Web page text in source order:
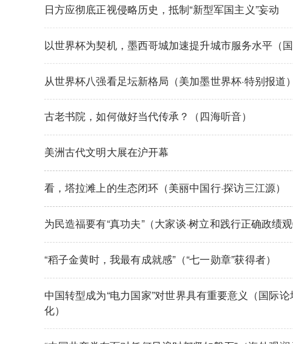
日方应彻底正视侵略历史，抵制“新型军国主义”妄动
以世界杯为契机，墨西哥城加速提升城市服务水平（国
从世界杯八强看足坛新格局（美加墨世界杯·特别报道）
古老书院，如何做好当代传承？（四海听音）
美洲古代文明大展在沪开幕
看，塔拉滩上的生态闭环（美丽中国行·探访三江源）
为民造福要有“真功夫”（大家谈·树立和践行正确政绩
“稻子金黄时，我最有成就感”（“七一勋章”获得者）
中国转型成为“电力国家”对世界具有重要意义（国际
化）